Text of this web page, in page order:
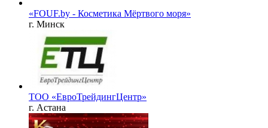
«FOUF.by - Косметика Мёртвого моря»
г. Минск
ТОО «ЕвроТрейдингЦентр»
г. Астана